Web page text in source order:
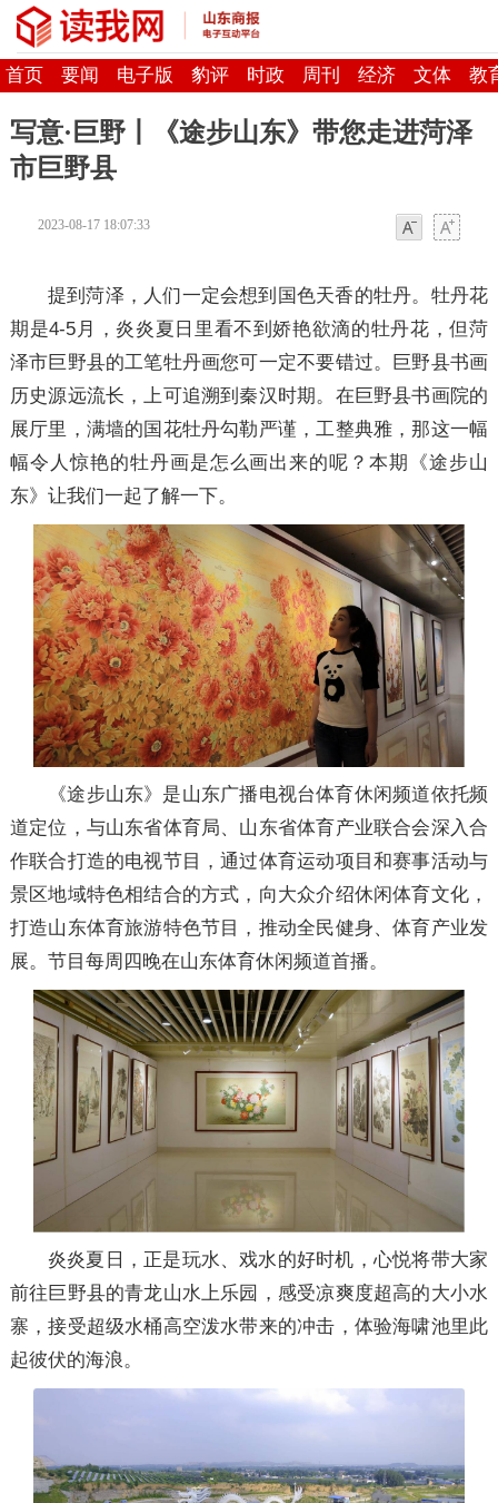
首页 要闻 电子版 豹评 时政 周刊 经济 文体 教
写意·巨野丨《途步山东》带您走进菏泽
市巨野县
2023-08-17 18:07:33
提到菏泽，人们一定会想到国色天香的牡丹。牡丹花
期是4-5月，炎炎夏日里看不到娇艳欲滴的牡丹花，但菏
泽市巨野县的工笔牡丹画您可一定不要错过。巨野县书画
历史源远流长，上可追溯到秦汉时期。在巨野县书画院的
展厅里，满墙的国花牡丹勾勒严谨，工整典雅，那这一幅
幅令人惊艳的牡丹画是怎么画出来的呢？本期《途步山
东》让我们一起了解一下。
​《途步山东》是山东广播电视台体育休闲频道依托频
道定位，与山东省体育局、山东省体育产业联合会深入合
作联合打造的电视节目，通过体育运动项目和赛事活动与
景区地域特色相结合的方式，向大众介绍休闲体育文化，
打造山东体育旅游特色节目，推动全民健身、体育产业发
展。节目每周四晚在山东体育休闲频道首播。
炎炎夏日，正是玩水、戏水的好时机，心悦将带大家
前往巨野县的青龙山水上乐园，感受凉爽度超高的大小水
寨，接受超级水桶高空泼水带来的冲击，体验海啸池里此
起彼伏的海浪。